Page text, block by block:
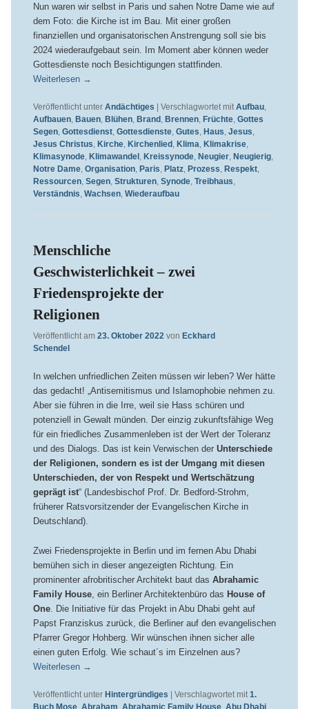
Nun waren wir selbst in Paris und sahen Notre Dame wie auf
dem Foto: die Kirche ist im Bau. Mit einer großen
finanziellen und organisatorischen Anstrengung soll sie bis
2024 wiederaufgebaut sein. Im Moment aber können weder
Gottesdienste noch Besichtigungen stattfinden.
Weiterlesen →
Veröffentlicht unter Andächtiges | Verschlagwortet mit Aufbau,
Aufbauen, Bauen, Blühen, Brand, Brennen, Früchte, Gottes
Segen, Gottesdienst, Gottesdienste, Gutes Haus Jesus
Jesus Christus Kirche, Kirchenlied, Klima Klimakrise,
Klimasynode, Klimawandel, Kreissynode, Neugier, Neugierig,
Notre Dame, Organisation, Paris Platz, Prozess Respekt,
Ressourcen, Segen, Strukturen, Synode, Treibhaus
Verständnis Wachsen, Wiederaufbau
Menschliche
Geschwisterlichkeit – zwei
Friedensprojekte der
Religionen
Veröffentlicht am 23. Oktober 2022 von Eckhard
Schendel
In welchen unfriedlichen Zeiten müssen wir leben? Wer hätte
das gedacht! „Antisemitismus und Islamophobie nehmen zu.
Aber sie führen in die Irre, weil sie Hass schüren und
potenziell in Gewalt münden. Der einzig zukunftsfähige Weg
für ein friedliches Zusammenleben ist der Wert der Toleranz
und des Dialogs. Das ist kein Verwischen der Unterschiede
der Religionen, sondern es ist der Umgang mit diesen
Unterschieden, der von Respekt und Wertschätzung
geprägt ist“ (Landesbischof Prof. Dr. Bedford-Strohm,
früherer Ratsvorsitzender der Evangelischen Kirche in
Deutschland).
Zwei Friedensprojekte in Berlin und im fernen Abu Dhabi
bemühen sich in dieser angezeigten Richtung. Ein
prominenter afrobritischer Architekt baut das Abrahamic
Family House, ein Berliner Architektenbüro das House of
One. Die Initiative für das Projekt in Abu Dhabi geht auf
Papst Franziskus zurück, die Berliner auf den evangelischen
Pfarrer Gregor Hohberg. Wir wünschen ihnen sicher alle
einen guten Erfolg. Wie schaut´s im Einzelnen aus?
Weiterlesen →
Veröffentlicht unter Hintergründiges | Verschlagwortet mit 1.
Buch Mose, Abraham Abrahamic Family House, Abu Dhabi,